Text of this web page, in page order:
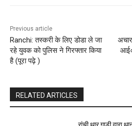
Previous article
Ranchi: तस्करी के लिए डोडा ले जा
रहे युवक को पुलिस ने गिरफ्तार किया
है (पूरा पढ़े )
RELATED ARTICLES